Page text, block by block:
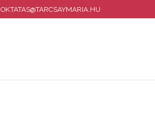
OKTATAS@TARCSAYMARIA.HU